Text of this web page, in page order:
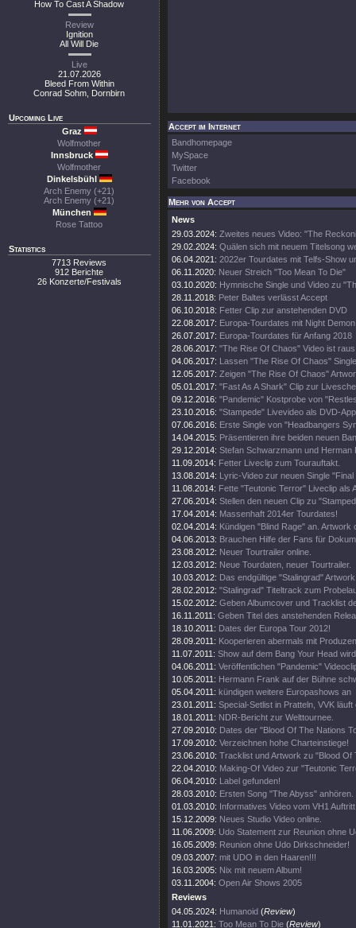
How To Cast A Shadow
Review
Ignition
All Will Die
Live
21.07.2026
Bleed From Within
Conrad Sohm, Dornbirn
Upcoming Live
Graz
Wolfmother
Innsbruck
Wolfmother
Dinkelsbühl
Arch Enemy (+21)
Arch Enemy (+21)
München
Rose Tattoo
Statistics
7713 Reviews
912 Berichte
26 Konzerte/Festivals
Accept im Internet
Bandhomepage
MySpace
Twitter
Facebook
Mehr von Accept
News
29.03.2024: Zweites neues Video: "The
29.02.2024: Quälen sich mit neuem Titelsong
06.04.2021: 2022er Tourdates mit Telfs-Show
06.11.2020: Neuer Streich "Too Mean To Die"
03.10.2020: Hymnische Single und Video zu
28.11.2018: Peter Baltes verlässt Accept
06.10.2018: Fetter Clip zur anstehenden DVD
22.08.2017: Europa-Tourdates mit Night Demon
26.07.2017: Europa-Tourdates für Anfang 2018
28.06.2017: "The Rise Of Chaos" Video ist
04.06.2017: Lassen "The Rise Of Chaos"
12.05.2017: Zeigen "The Rise Of Chaos"
05.01.2017: "Fast As A Shark" Clip zur
09.12.2016: "Pandemic" Kostprobe von
23.10.2016: "Stampede" Livevideo als DVD-
07.06.2016: Erste Single von "Headbangers
14.04.2015: Präsentieren ihre beiden neuen
29.12.2014: Stefan Schwarzmann und Herman
11.09.2014: Fetter Liveclip zum Tourauftakt.
13.08.2014: Lyric-Video zur neuen Single
11.08.2014: Fette "Teutonic Terror" Liveclip als
27.06.2014: Stellen den neuen Clip zu
17.04.2014: Massenhaft 2014er Tourdates!
02.04.2014: Kündigen "Blind Rage" an. Artwork
04.06.2013: Brauchen Hilfe der Fans für
23.08.2012: Neuer Tourtrailer online.
12.03.2012: Neue Tourdaten, neuer Tourtrailer.
10.03.2012: Das endgültige "Stalingrad"
28.02.2012: "Stalingrad" Titeltrack zum
15.02.2012: Geben Albumcover und Tracklist
16.11.2011: Geben Titel des anstehenden
18.10.2011: Dates der Europa Tour 2012!
28.09.2011: Kooperieren abermals mit
11.07.2011: Show auf dem Bang Your Head
04.06.2011: Veröffentlichen "Pandemic"
10.05.2011: Hermann Frank auf der Bühne
05.04.2011: kündigen weitere Europashows an
23.01.2011: Special-Setlist in Pratteln, VVK läuft
18.01.2011: NDR-Bericht zur Welttournee.
27.09.2010: Dates der "Blood Of The Nations
17.09.2010: Verzeichnen hohe Charteinstiege!
23.06.2010: Tracklist und Artwork zu "Blood Of
22.04.2010: Making-Of Video zur "Teutonic
06.04.2010: Label gefunden!
28.03.2010: Ersten Song "The Abyss" anhören.
01.03.2010: Informatives Video vom VH1
15.12.2009: Neues Studio Video online.
11.06.2009: Udo Statement zur Reunion ohne
16.05.2009: Reunion ohne Udo Dirkschneider!
09.03.2007: mit UDO in den Haaren!!!
16.03.2005: Nix mit neuem Album!
03.11.2004: Open Air Shows 2005
Reviews
04.05.2024: Humanoid (Review)
11.01.2021: Too Mean To Die (Review)